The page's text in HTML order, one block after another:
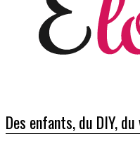
Des enfants, du DIY,